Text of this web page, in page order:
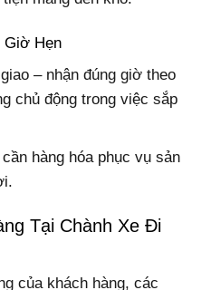
Giờ Hẹn
– nhận đúng giờ theo
chủ động trong việc sắp
hàng hóa phục vụ sản
Tại Chành Xe Đi
của khách hàng, các